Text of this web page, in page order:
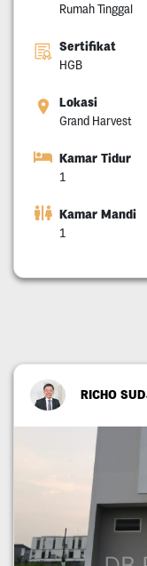
Rumah Tinggal
Sertifikat
HGB
Lokasi
Grand Harvest
Kamar Tidur
1
Kamar Mandi
1
RICHO